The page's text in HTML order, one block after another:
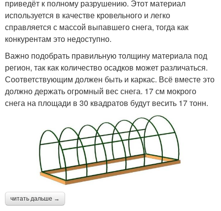
приведёт к полному разрушению. Этот материал
используется в качестве кровельного и легко
справляется с массой выпавшего снега, тогда как
конкурентам это недоступно.
Важно подобрать правильную толщину материала под
регион, так как количество осадков может различаться.
Соответствующим должен быть и каркас. Всё вместе это
должно держать огромный вес снега. 17 см мокрого
снега на площади в 30 квадратов будут весить 17 тонн.
читать дальше →